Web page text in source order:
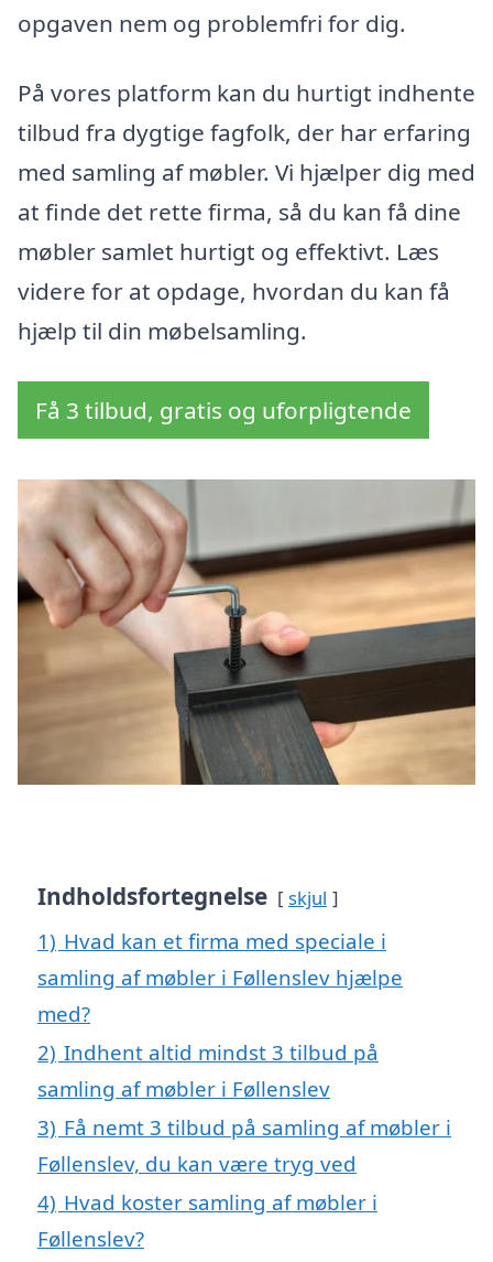
opgaven nem og problemfri for dig.
På vores platform kan du hurtigt indhente
tilbud fra dygtige fagfolk, der har erfaring
med samling af møbler. Vi hjælper dig med
at finde det rette firma, så du kan få dine
møbler samlet hurtigt og effektivt. Læs
videre for at opdage, hvordan du kan få
hjælp til din møbelsamling.
Få 3 tilbud, gratis og uforpligtende
Indholdsfortegnelse skjul
1) Hvad kan et firma med speciale i
samling af møbler i Føllenslev hjælpe
med?
2) Indhent altid mindst 3 tilbud på
samling af møbler i Føllenslev
3) Få nemt 3 tilbud på samling af møbler i
Føllenslev, du kan være tryg ved
4) Hvad koster samling af møbler i
Føllenslev?